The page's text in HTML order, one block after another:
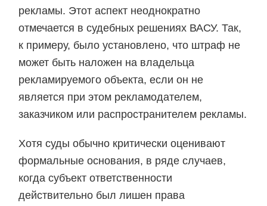
рекламы. Этот аспект неоднократно
отмечается в судебных решениях ВАСУ. Так,
к примеру, было установлено, что штраф не
может быть наложен на владельца
рекламируемого объекта, если он не
является при этом рекламодателем,
заказчиком или распространителем рекламы.
Хотя суды обычно критически оценивают
формальные основания, в ряде случаев,
когда субъект ответственности
действительно был лишен права